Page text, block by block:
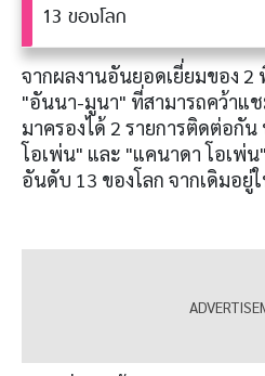
13 ของโลก
จากผลงานอันยอดเยี่ยมของ 2
"อันนา-มูนา" ที่สามารถคว้าแ
มาครองได้ 2 รายการติดต่อกั
โอเพ่น" และ "แคนาดา โอเพ่
อันดับ 13 ของโลก จากเดิมอยู่